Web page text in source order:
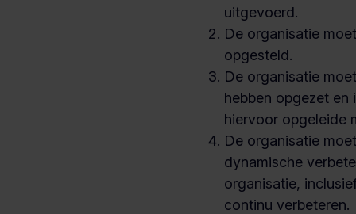
uitgevoerd.
De organisatie
opgesteld.
De organisatie
hebben opgezet en
hiervoor opgeleide
De organisatie
dynamische
organisatie,
continu verbeteren.